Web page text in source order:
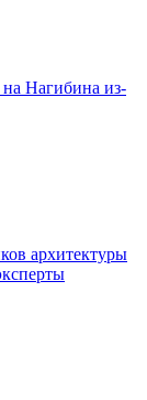
Нагибина из-
архитектуры